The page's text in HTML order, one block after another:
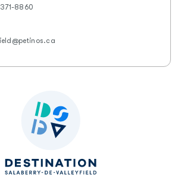
8860